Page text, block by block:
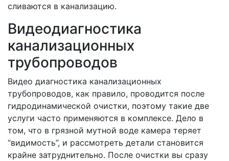
сливаются в канализацию.
Видеодиагностика
канализационных
трубопроводов
Видео диагностика канализационных
трубопроводов, как правило, проводится после
гидродинамической очистки, поэтому такие две
услуги часто применяются в комплексе. Дело в
том, что в грязной мутной воде камера теряет
“видимость”, и рассмотреть детали становится
крайне затруднительно. После очистки вы сразу